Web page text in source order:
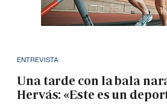
ENTREVISTA
Una tarde con la bala
Hervás: «Este es un